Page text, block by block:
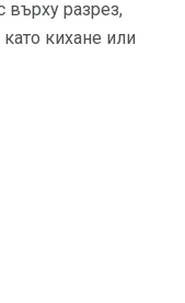
върху разрез,
кихане или